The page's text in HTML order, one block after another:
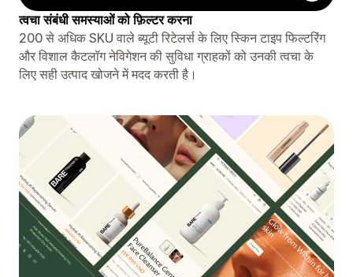
त्वचा संबंधी समस्याओं को फ़िल्टर करना
200 से अधिक SKU वाले ब्यूटी रिटेलर्स के लिए स्किन टाइप फिल्टरिंग
और विशाल कैटलॉग नेविगेशन की सुविधा ग्राहकों को उनकी त्वचा के
लिए सही उत्पाद खोजने में मदद करती है।